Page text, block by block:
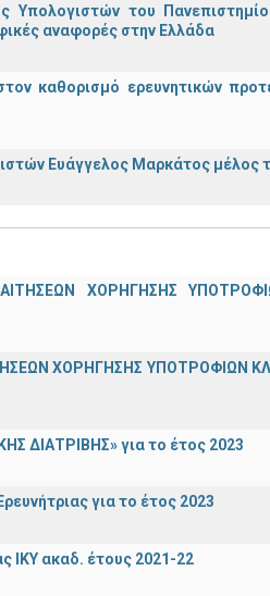
Υπολογιστών του
αναφορές στην Ελλάδα
καθορισμό ερευνητικών
Ευάγγελος Μαρκάτος μέλος
ΧΟΡΗΓΗΣΗΣ
ΧΟΡΗΓΗΣΗΣ ΥΠΟΤΡΟΦΙΩΝ
ΔΙΑΤΡΙΒΗΣ» για το έτος 2023
για το έτος 2023
ΙΚΥ ακαδ. έτους 2021-22